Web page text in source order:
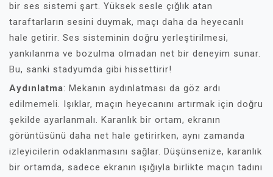
bir ses sistemi şart. Yüksek sesle çığlık atan
taraftarların sesini duymak, maçı daha da heyecanlı
hale getirir. Ses sisteminin doğru yerleştirilmesi,
yankılanma ve bozulma olmadan net bir deneyim sunar.
Bu, sanki stadyumda gibi hissettirir!
Aydınlatma: Mekanın aydınlatması da göz ardı
edilmemeli. Işıklar, maçın heyecanını artırmak için doğru
şekilde ayarlanmalı. Karanlık bir ortam, ekranın
görüntüsünü daha net hale getirirken, aynı zamanda
izleyicilerin odaklanmasını sağlar. Düşünsenize, karanlık
bir ortamda, sadece ekranın ışığıyla birlikte maçın tadını